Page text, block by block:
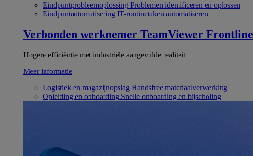
Eindpuntprobleemoplossing Problemen identificeren en oplossen
Eindpuntautomatisering IT-routinetaken automatiseren
Verbonden werknemer TeamViewer Frontline
Hogere efficiëntie met industriële aangevulde realiteit.
Meer informatie
Logistiek en magazijnopslag Handsfree materiaalverwerking
Opleiding en onboarding Snelle onboarding en bijscholing